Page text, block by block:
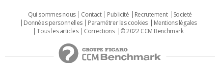
Qui sommes nous Contact Publicité Recrutement
Societé
Données personnelles
Paramétrer les cookies
Mentions légales
Tous les articles
Corrections © 2022 CCM Benchmark